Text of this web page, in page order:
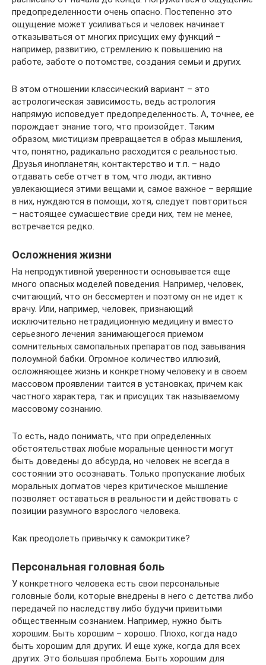
предопределенности очень опасно. Постепенно это
ощущение может усиливаться и человек начинает
отказываться от многих присущих ему функций –
например, развитию, стремлению к повышению на
работе, заботе о потомстве, создания семьи и других.
В этом отношении классический вариант – это
астрологическая зависимость, ведь астрология
напрямую исповедует предопределенность. А, точнее, ее
порождает знание того, что произойдет. Таким
образом, мистицизм превращается в образ мышления,
что, понятно, радикально расходится с реальностью.
Друзья инопланетян, контактерство и т.п. – надо
отдавать себе отчет в том, что люди, активно
увлекающиеся этими вещами и, самое важное – верящие
в них, нуждаются в помощи, хотя, следует повториться
– настоящее сумасшествие среди них, тем не менее,
встречается редко.
Осложнения жизни
На непродуктивной уверенности основывается еще
много опасных моделей поведения. Например, человек,
считающий, что он бессмертен и поэтому он не идет к
врачу. Или, например, человек, признающий
исключительно нетрадиционную медицину и вместо
серьезного лечения занимающегося приемом
сомнительных самопальных препаратов под завывания
полоумной бабки. Огромное количество иллюзий,
осложняющее жизнь и конкретному человеку и в своем
массовом проявлении таится в установках, причем как
частного характера, так и присущих так называемому
массовому сознанию.
То есть, надо понимать, что при определенных
обстоятельствах любые моральные ценности могут
быть доведены до абсурда, но человек не всегда в
состоянии это осознавать. Только пропускание любых
моральных догматов через критическое мышление
позволяет оставаться в реальности и действовать с
позиции разумного взрослого человека.
Как преодолеть привычку к самокритике?
Персональная головная боль
У конкретного человека есть свои персональные
головные боли, которые внедрены в него с детства либо
передачей по наследству либо будучи привитыми
общественным сознанием. Например, нужно быть
хорошим. Быть хорошим – хорошо. Плохо, когда надо
быть хорошим для других. И еще хуже, когда для всех
других. Это большая проблема. Быть хорошим для